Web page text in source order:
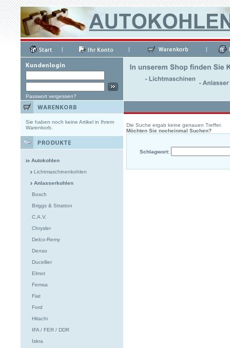
| | |
Passwort vergessen?
Sie haben noch keine Artikel in Ihrem
Warenkorb.
Autokohlen
Lichtmaschinenkohlen
Anlasserkohlen
Bosch
Briggs & Stratton
C.A.V.
Chrysler
Delco-Remy
Denso
Ducellier
Elmot
Femsa
Fiat
Ford
Hitachi
IFA / FER / DDR
Iskra
Die Suche ergab keine genauen Treffer.
Möchten Sie nocheinmal Suchen?
Schlagwort: